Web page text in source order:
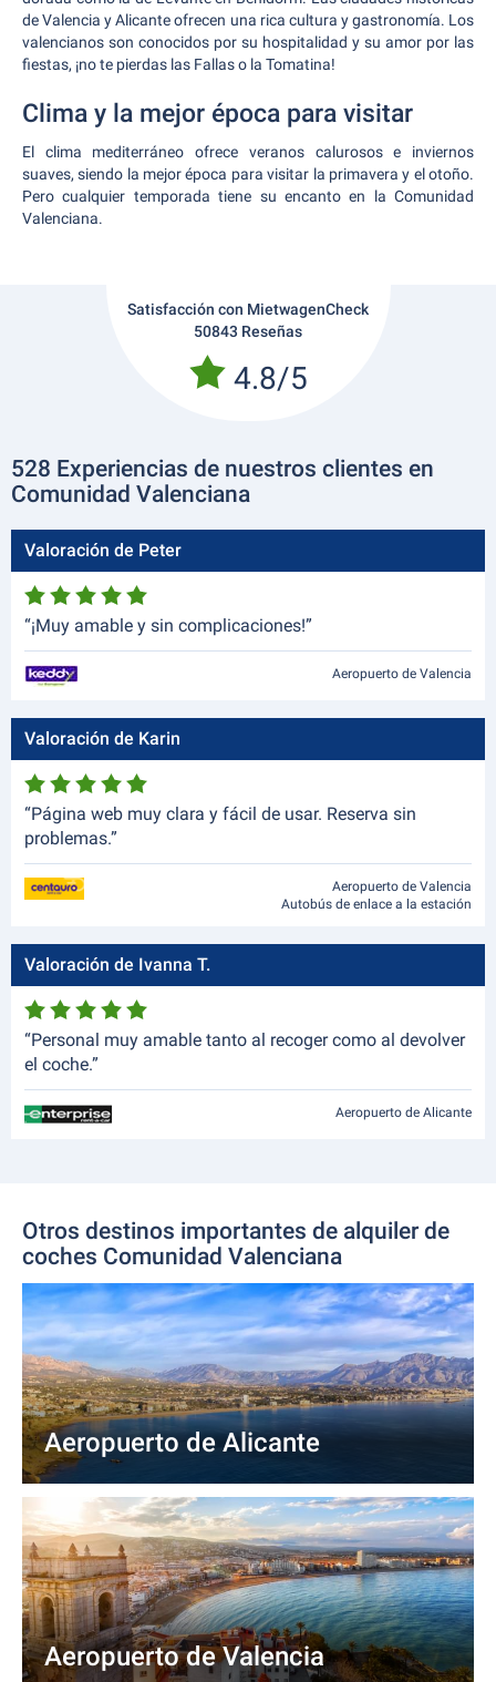
de Valencia y Alicante ofrecen una rica cultura y gastronomía. Los
valencianos son conocidos por su hospitalidad y su amor por las
fiestas, ¡no te pierdas las Fallas o la Tomatina!
Clima y la mejor época para visitar
El clima mediterráneo ofrece veranos calurosos e inviernos
suaves, siendo la mejor época para visitar la primavera y el otoño.
Pero cualquier temporada tiene su encanto en la Comunidad
Valenciana.
Satisfacción con MietwagenCheck
50843 Reseñas
4.8/5
528 Experiencias de nuestros clientes en
Comunidad Valenciana
Valoración de Peter
“¡Muy amable y sin complicaciones!”
Aeropuerto de Valencia
Valoración de Karin
“Página web muy clara y fácil de usar. Reserva sin
problemas.”
Aeropuerto de Valencia
Autobús de enlace a la estación
Valoración de Ivanna T.
“Personal muy amable tanto al recoger como al devolver
el coche.”
Aeropuerto de Alicante
Otros destinos importantes de alquiler de
coches Comunidad Valenciana
Aeropuerto de Alicante
Aeropuerto de Valencia